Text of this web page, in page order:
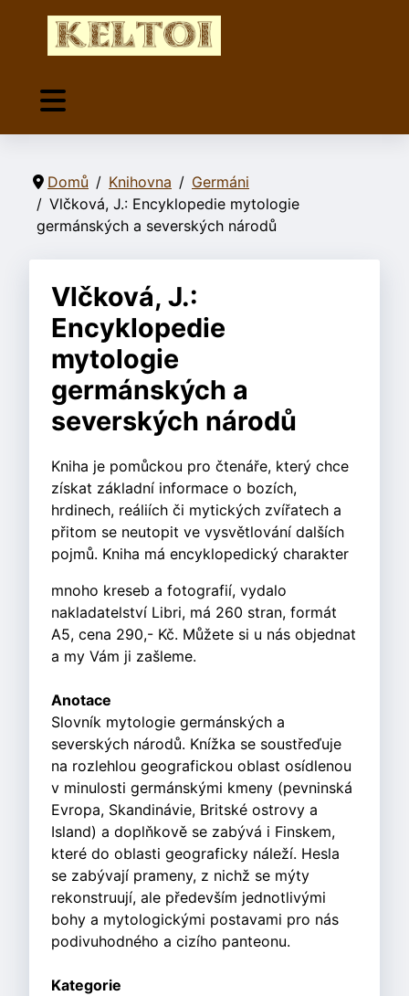
Domů Knihovna
Germáni
Vlčková, J.: Encyklopedie mytologie
germánských a severských národů
Vlčková, J.:
Encyklopedie
mytologie
germánských a
severských národů
Kniha je pomůckou pro čtenáře, který chce
získat základní informace o bozích,
hrdinech, reáliích či mytických zvířatech a
přitom se neutopit ve vysvětlování dalších
pojmů. Kniha má encyklopedický charakter
mnoho kreseb a fotografií, vydalo
nakladatelství Libri, má 260 stran, formát
A5, cena 290,- Kč. Můžete si u nás objednat
a my Vám ji zašleme.
Anotace
Slovník mytologie germánských a
severských národů. Knížka se soustřeďuje
na rozlehlou geografickou oblast osídlenou
v minulosti germánskými kmeny (pevninská
Evropa, Skandinávie, Britské ostrovy a
Island) a doplňkově se zabývá i Finskem,
které do oblasti geograficky náleží. Hesla
se zabývají prameny, z nichž se mýty
rekonstruují, ale především jednotlivými
bohy a mytologickými postavami pro nás
podivuhodného a cizího panteonu.
Kategorie